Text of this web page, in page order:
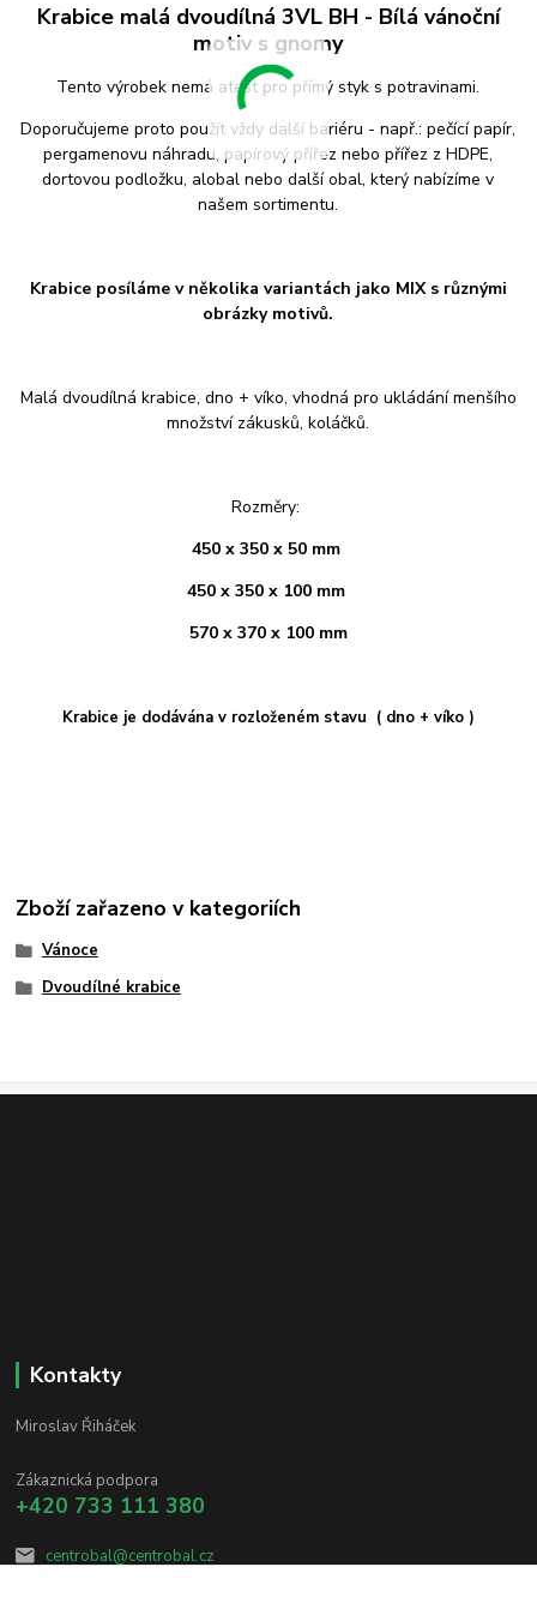
Krabice malá dvoudílná 3VL BH - Bílá vánoční
motiv s gnomy
Tento výrobek nemá atest pro přímý styk s potravinami.
Doporučujeme proto použít vždy další bariéru - např.: pečící papír,
pergamenovu náhradu, papírový přířez nebo přířez z HDPE,
dortovou podložku, alobal nebo další obal, který nabízíme v
našem sortimentu.
Krabice posíláme v několika variantách jako MIX s různými
obrázky motivů.
Malá dvoudílná krabice, dno + víko, vhodná pro ukládání menšího
množství zákusků, koláčků.
Rozměry:
450 x 350 x 50 mm
450 x 350 x 100 mm
570 x 370 x 100 mm
Krabice je dodávána v rozloženém stavu ( dno + víko )
Zboží zařazeno v kategoriích
Vánoce
Dvoudílné krabice
Kontakty
Miroslav Řiháček
Zákaznická podpora
+420 733 111 380
centrobal@centrobal.cz